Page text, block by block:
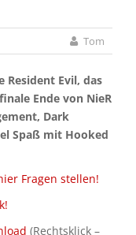
Tom
Resident Evil, das
Ende von NieR
Dark
Spaß mit Hooked
Fragen stellen!
(Rechtsklick –